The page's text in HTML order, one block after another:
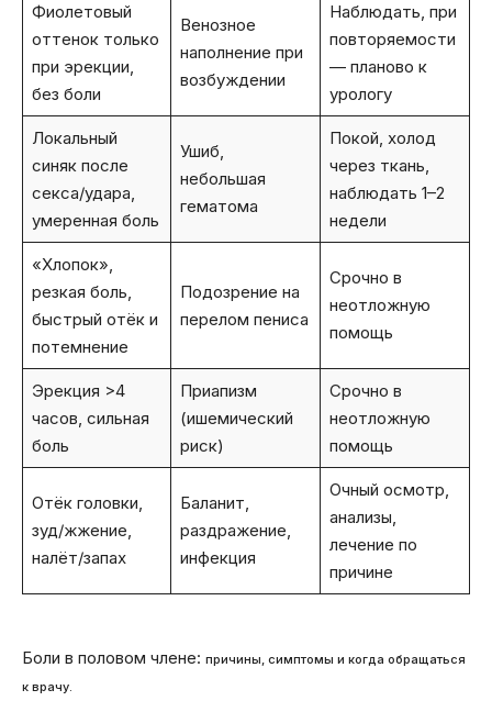
Фиолетовый
оттенок только
при эрекции,
без боли
Венозное
наполнение при
возбуждении
Наблюдать, при
повторяемости
— планово к
урологу
Локальный
синяк после
секса/удара,
умеренная боль
Ушиб,
небольшая
гематома
Покой, холод
через ткань,
наблюдать 1–2
недели
«Хлопок»,
резкая боль,
быстрый отёк и
потемнение
Подозрение на
перелом пениса
Срочно в
неотложную
помощь
Эрекция >4
часов, сильная
боль
Приапизм
(ишемический
риск)
Срочно в
неотложную
помощь
Отёк головки,
зуд/жжение,
налёт/запах
Баланит,
раздражение,
инфекция
Очный осмотр,
анализы,
лечение по
причине
Боли в половом члене: причины, симптомы и когда обращаться
к врачу.